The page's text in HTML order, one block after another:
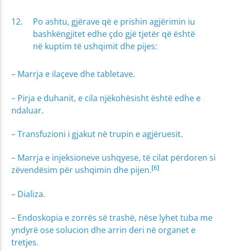
Po ashtu, gjërave që e prishin agjërimin iu
bashkëngjitet edhe çdo gjë tjetër që është
në kuptim të ushqimit dhe pijes:
– Marrja e ilaçeve dhe tabletave.
– Pirja e duhanit, e cila njëkohësisht është edhe e
ndaluar.
– Transfuzioni i gjakut në trupin e agjëruesit.
– Marrja e injeksioneve ushqyese, të cilat përdoren si
zëvendësim për ushqimin dhe pijen.[6]
– Dializa.
– Endoskopia e zorrës së trashë, nëse lyhet tuba me
yndyrë ose solucion dhe arrin deri në organet e
tretjes.